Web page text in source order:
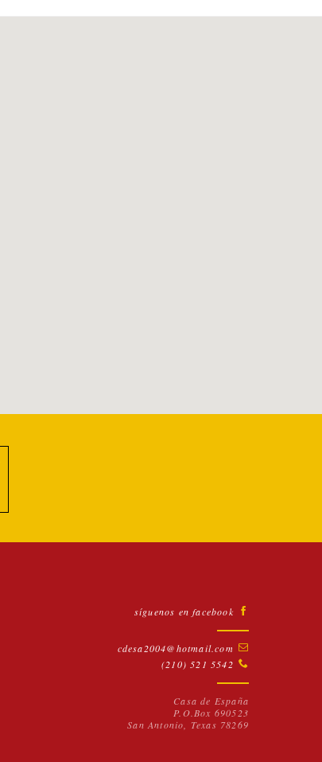
síguenos en facebook
cdesa2004@hotmail.com
(210) 521 5542
Casa de España
P.O.Box 690523
San Antonio, Texas 78269